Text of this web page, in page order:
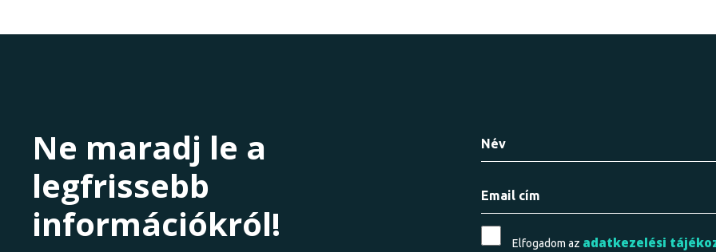
Ne maradj le a
legfrissebb
információkról!
Elfogadom az adatkezelési